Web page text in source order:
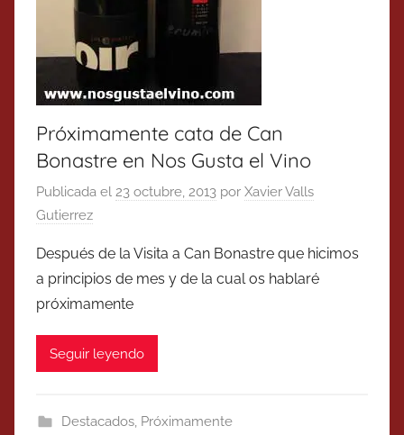
Próximamente cata de Can
Bonastre en Nos Gusta el Vino
Publicada el 23 octubre, 2013 por Xavier Valls
Gutierrez
Después de la Visita a Can Bonastre que hicimos
a principios de mes y de la cual os hablaré
próximamente
Seguir leyendo
Destacados, Próximamente